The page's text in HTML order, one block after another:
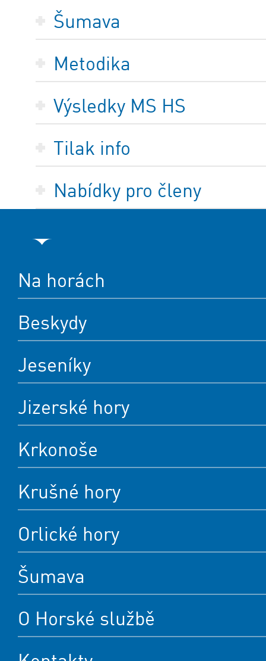
Šumava
Metodika
Výsledky MS HS
Tilak info
Nabídky pro členy
Na horách
Beskydy
Jeseníky
Jizerské hory
Krkonoše
Krušné hory
Orlické hory
Šumava
O Horské službě